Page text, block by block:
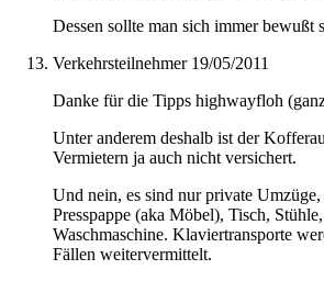
Dessen sollte man sich immer bewußt
Verkehrsteilnehmer 19/05/2011
Danke für die Tipps highwayfloh
Unter anderem deshalb ist der
Vermietern ja auch nicht versichert.
Und nein, es sind nur private
Presspappe (aka Möbel), Tisch,
Waschmaschine. Klaviertransporte
Fällen weitervermittelt.